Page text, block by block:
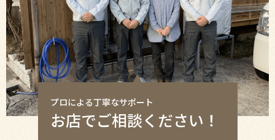
プロによる丁寧なサポート
お店でご相談ください！